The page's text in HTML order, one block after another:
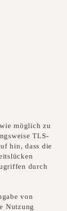
möglich zu
TLS-
hin, dass die
durch
von
Nutzung